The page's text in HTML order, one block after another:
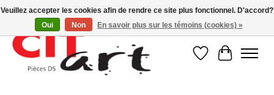
Liste dePanier
Veuillez accepter les cookies afin de rendre ce site plus fonctionnel. D'accord?
Oui
Non En savoir plus sur les témoins (cookies) »